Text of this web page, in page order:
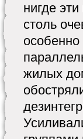
нигде
столь
жилых